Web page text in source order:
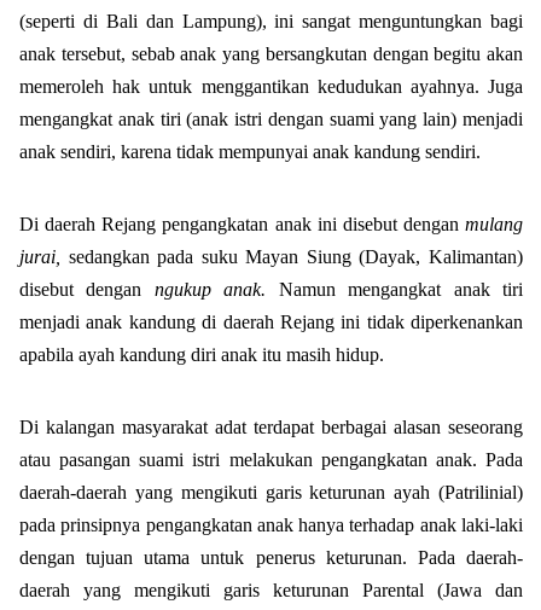
(seperti di Bali dan Lampung), ini sangat menguntungkan bagi
anak tersebut, sebab anak yang bersangkutan dengan begitu akan
memeroleh hak untuk menggantikan kedudukan ayahnya. Juga
mengangkat anak tiri (anak istri dengan suami yang lain) menjadi
anak sendiri, karena tidak mempunyai anak kandung sendiri.
Di daerah Rejang pengangkatan anak ini disebut dengan mulang
jurai, sedangkan pada suku Mayan Siung (Dayak, Kalimantan)
disebut dengan ngukup anak. Namun mengangkat anak tiri
menjadi anak kandung di daerah Rejang ini tidak diperkenankan
apabila ayah kandung diri anak itu masih hidup.
Di kalangan masyarakat adat terdapat berbagai alasan seseorang
atau pasangan suami istri melakukan pengangkatan anak. Pada
daerah-daerah yang mengikuti garis keturunan ayah (Patrilinial)
pada prinsipnya pengangkatan anak hanya terhadap anak laki-laki
dengan tujuan utama untuk penerus keturunan. Pada daerah-
daerah yang mengikuti garis keturunan Parental (Jawa dan